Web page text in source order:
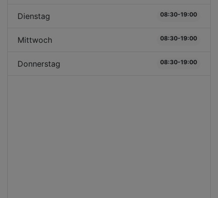
Dienstag 08:30-19:00
Mittwoch 08:30-19:00
Donnerstag 08:30-19:00